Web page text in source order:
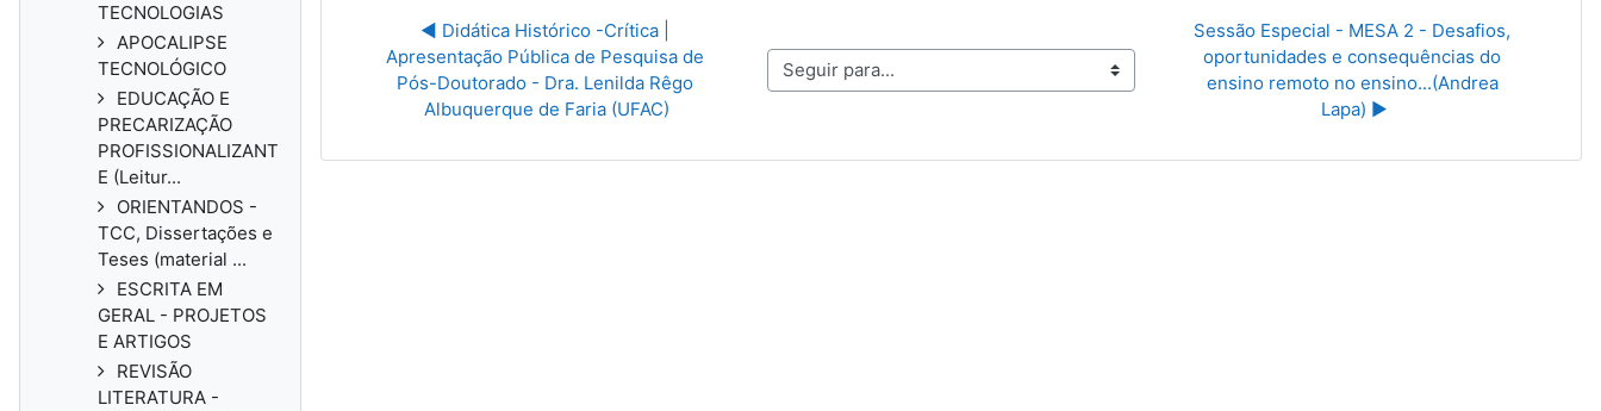
◀︎ Didática Histórico -Crítica |
Apresentação Pública de Pesquisa de
Pós-Doutorado - Dra. Lenilda Rêgo
Albuquerque de Faria (UFAC)
Seguir para...
Sessão Especial - MESA 2 - Desafios,
oportunidades e consequências do
ensino remoto no ensino...(Andrea
Lapa) ▶︎
TECNOLOGIAS
APOCALIPSE
TECNOLÓGICO
EDUCAÇÃO E
PRECARIZAÇÃO
PROFISSIONALIZANT
E (Leitur...
ORIENTANDOS -
TCC, Dissertações e
Teses (material ...
ESCRITA EM
GERAL - PROJETOS
E ARTIGOS
REVISÃO
LITERATURA -